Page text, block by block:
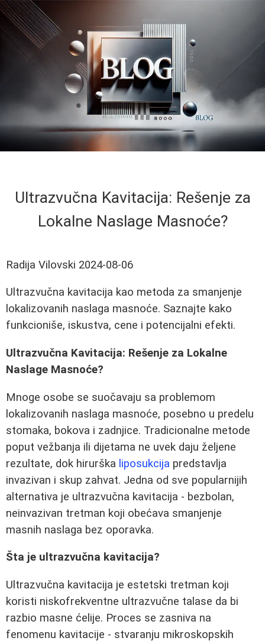
Ultrazvučna Kavitacija: Rešenje za
Lokalne Naslage Masnoće?
Radija Vilovski 2024-08-06
Ultrazvučna kavitacija kao metoda za smanjenje
lokalizovanih naslaga masnoće. Saznajte kako
funkcioniše, iskustva, cene i potencijalni efekti.
Ultrazvučna Kavitacija: Rešenje za Lokalne
Naslage Masnoće?
Mnoge osobe se suočavaju sa problemom
lokalizovanih naslaga masnoće, posebno u predelu
stomaka, bokova i zadnjice. Tradicionalne metode
poput vežbanja ili dijetama ne uvek daju željene
rezultate, dok hirurška liposukcija predstavlja
invazivan i skup zahvat. Jedna od sve popularnijih
alternativa je ultrazvučna kavitacija - bezbolan,
neinvazivan tretman koji obećava smanjenje
masnih naslaga bez oporavka.
Šta je ultrazvučna kavitacija?
Ultrazvučna kavitacija je estetski tretman koji
koristi niskofrekventne ultrazvučne talase da bi
razbio masne ćelije. Proces se zasniva na
fenomenu kavitacije - stvaranju mikroskopskih